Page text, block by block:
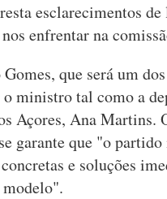
esclarecimentos
enfrentar na
que será um
ministro tal como a
Açores, Ana Martins.
garante que "o
e soluções